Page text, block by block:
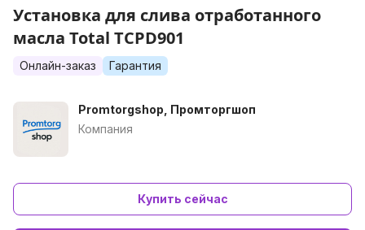
Установка для слива отработанного
масла Total TCPD901
Онлайн-заказ Гарантия
Promtorgshop, Промторгшоп
Компания
Купить сейчас